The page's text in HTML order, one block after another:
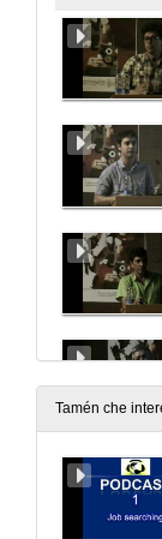
Tamén che